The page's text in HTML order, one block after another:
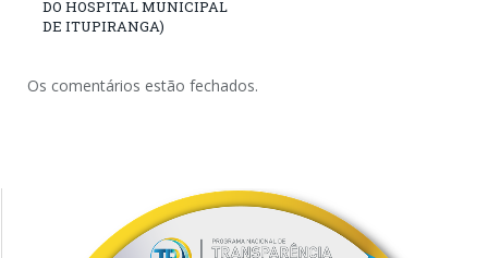
DO HOSPITAL MUNICIPAL
DE ITUPIRANGA)
Os comentários estão fechados.